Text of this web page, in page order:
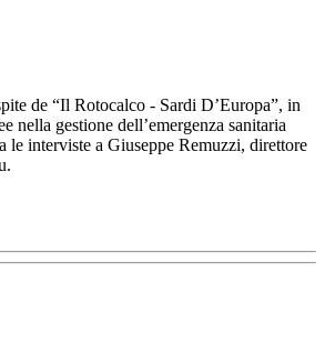
de “Il Rotocalco - Sardi D’Europa”, in
nella gestione dell’emergenza sanitaria
le interviste a Giuseppe Remuzzi, direttore